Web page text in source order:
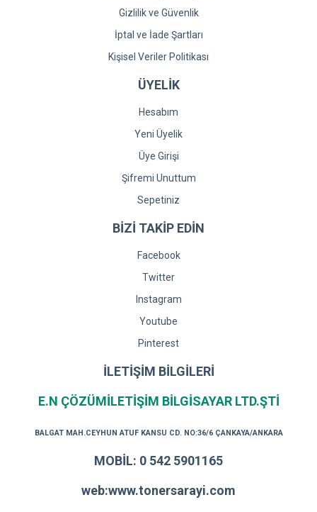
Gizlilik ve Güvenlik
İptal ve İade Şartları
Kişisel Veriler Politikası
ÜYELİK
Hesabım
Yeni Üyelik
Üye Girişi
Şifremi Unuttum
Sepetiniz
BİZİ TAKİP EDİN
Facebook
Twitter
Instagram
Youtube
Pinterest
İLETİŞİM BİLGİLERİ
E.N ÇÖZÜMİLETİŞİM BİLGİSAYAR LTD.ŞTİ
BALGAT MAH.CEYHUN ATUF KANSU CD. NO:36/6 ÇANKAYA/ANKARA
MOBİL: 0 542 5901165
web:www.tonersarayi.com